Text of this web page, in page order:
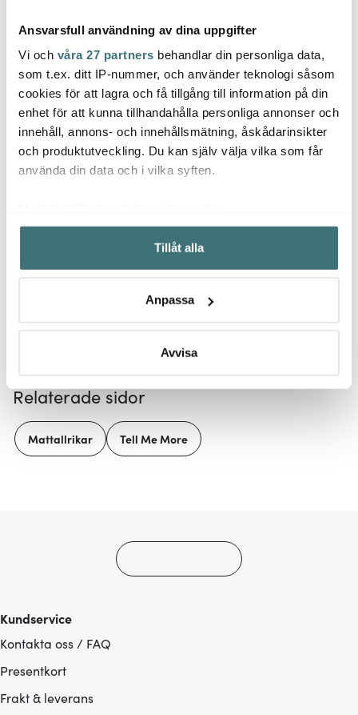
Ansvarsfull användning av dina uppgifter
Vi och våra 27 partners behandlar din personliga data,
som t.ex. ditt IP-nummer, och använder teknologi såsom
cookies för att lagra och få tillgång till information på din
enhet för att kunna tillhandahålla personliga annonser och
innehåll, annons- och innehållsmätning, åskådarinsikter
och produktutveckling. Du kan själv välja vilka som får
använda din data och i vilka syften.
Samla in information om din geografiska plats som
kan ha en noggrannhet på upp till flera meter
Identifiera din enhet genom att aktivt skanna den för
Ta reda på mer om hur dina personliga uppgifter
Du kan ändra eller dra tillbaka ditt samtycke när som
Vi använder cookies för att innehållet och annonserna
ska anpassas efter det som vi tror att du tycker om. Det
gör också att vi kan analysera vår trafik och göra
Tillåt alla
Anpassa
Avvisa
Tell Me More
Nella handduk våfflad
50x70 cm taupe stripe
119 kr 149 kr
Tell Me More
Fenix serveringsskål
medium 23,5 cm svart
349 kr
Tell
Låt dig inspireras av våra kunder
Relaterade sidor
Mattallrikar Tell Me More
Kundservice
Kontakta oss / FAQ
Presentkort
Frakt & leverans